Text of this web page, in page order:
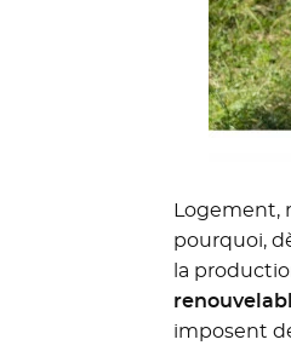
Logement,
pourquoi,
la
imposent